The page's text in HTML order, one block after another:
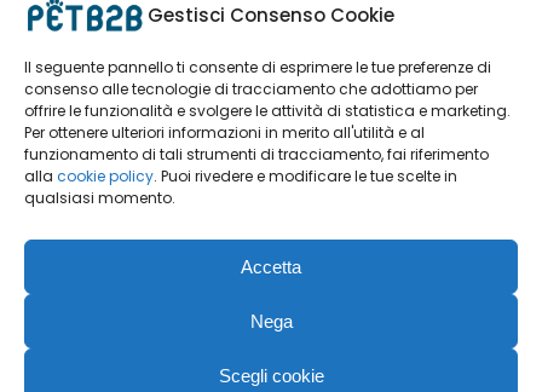
Gestisci Consenso Cookie
Il seguente pannello ti consente di esprimere le tue preferenze di
consenso alle tecnologie di tracciamento che adottiamo per
offrire le funzionalità e svolgere le attività di statistica e marketing.
Per ottenere ulteriori informazioni in merito all'utilità e al
funzionamento di tali strumenti di tracciamento, fai riferimento
alla cookie policy. Puoi rivedere e modificare le tue scelte in
qualsiasi momento.
Accetta
Nega
Scegli cookie